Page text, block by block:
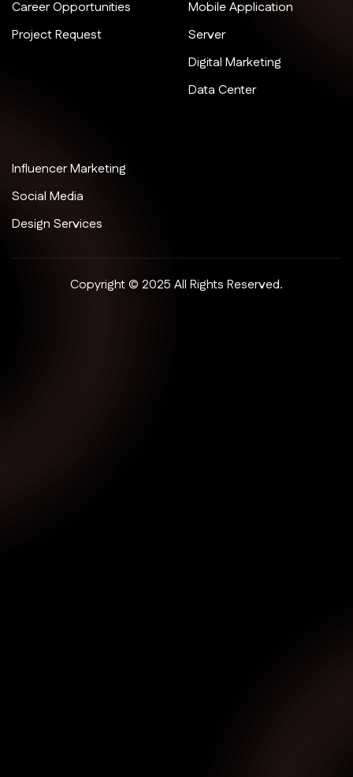
Career Opportunities
Project Request
Mobile Application
Server
Digital Marketing
Data Center
Influencer Marketing
Social Media
Design Services
Copyright © 2025 All Rights Reserved.